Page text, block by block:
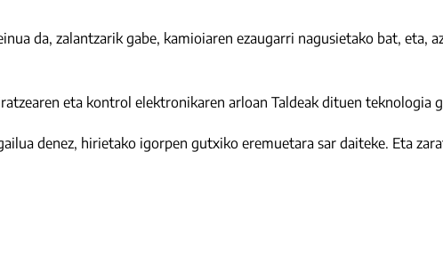
da, zalantzarik gabe, kamioiaren ezaugarri nagusietako bat, eta,
eta kontrol elektronikaren arloan Taldeak dituen teknologia
denez, hirietako igorpen gutxiko eremuetara sar daiteke. Eta